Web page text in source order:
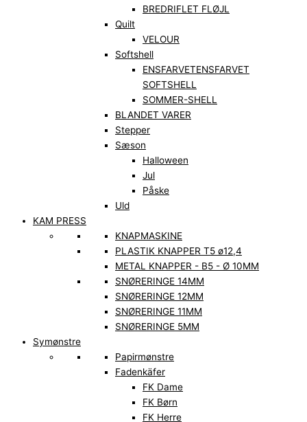
BREDRIFLET FLØJL
Quilt
VELOUR
Softshell
ENSFARVETENSFARVET
SOFTSHELL
SOMMER-SHELL
BLANDET VARER
Stepper
Sæson
Halloween
Jul
Påske
Uld
KAM PRESS
KNAPMASKINE
PLASTIK KNAPPER T5 ø12,4
METAL KNAPPER - B5 - Ø 10MM
SNØRERINGE 14MM
SNØRERINGE 12MM
SNØRERINGE 11MM
SNØRERINGE 5MM
Symønstre
Papirmønstre
Fadenkäfer
FK Dame
FK Børn
FK Herre